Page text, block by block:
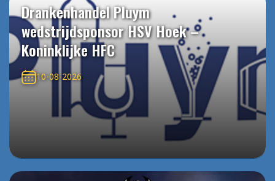
Drankenhandel Pluym
wedstrijdsponsor HSV Hoek –
Koninklijke HFC
10-08-2026